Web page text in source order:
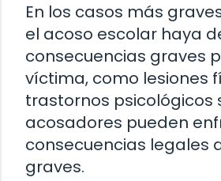
En los casos más
el acoso escolar haya
consecuencias graves
víctima, como lesiones
trastornos psicológicos
acosadores pueden
consecuencias legales
graves.